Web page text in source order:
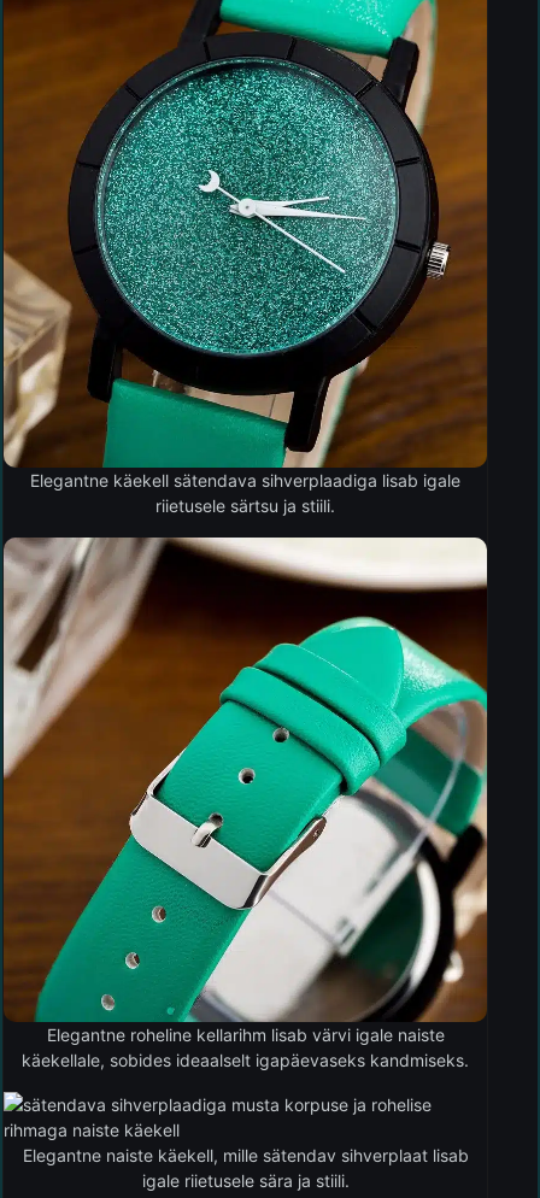
Elegantne käekell sätendava sihverplaadiga lisab igale
riietusele särtsu ja stiili.
Elegantne roheline kellarihm lisab värvi igale naiste
käekellale, sobides ideaalselt igapäevaseks kandmiseks.
Elegantne naiste käekell, mille sätendav sihverplaat lisab
igale riietusele sära ja stiili.